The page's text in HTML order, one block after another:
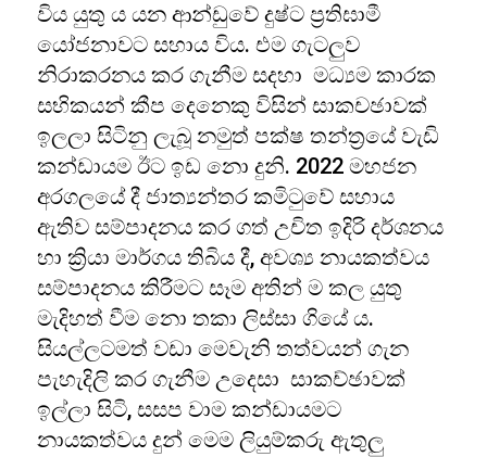
විය යුතු ය යන ආන්ඩුවේ දුෂ්ට ප්‍රතිඝාමී
යෝජනාවට සහාය විය. එම ගැටලුව
නිරාකරනය කර ගැනීම සදහා මධ්‍යම කාරක
සභිකයන් කීප දෙනෙකු විසින් සාකචඡාවක්
ඉලලා සිටිනු ලැබූ නමුත් පක්ෂ තන්ත්‍රයේ වැඩි
කන්ඩායම ඊට ඉඩ නො දුනි. 2022 මහජන
අරගලයේ දී ජාත්‍යන්තර කමිටුවේ සහාය
ඇතිව සම්පාදනය කර ගත් උචිත ඉදිරි දර්ශනය
හා ක්‍රියා මාර්ගය තිබිය දී, අවශ්‍ය නායකත්වය
සම්පාදනය කිරීමට සෑම අතින් ම කල යුතු
මැදිහත් වීම නො තකා ලිස්සා ගියේ ය.
සියල්ලටමත් වඩා මෙවැනි තත්වයන් ගැන
පැහැදිලි කර ගැනීම උදෙසා සාකච්ඡාවක්
ඉල්ලා සිටි, සසප වාම කන්ඩායමට
නායකත්වය දුන් මෙම ලියුම්කරු ඇතුලු